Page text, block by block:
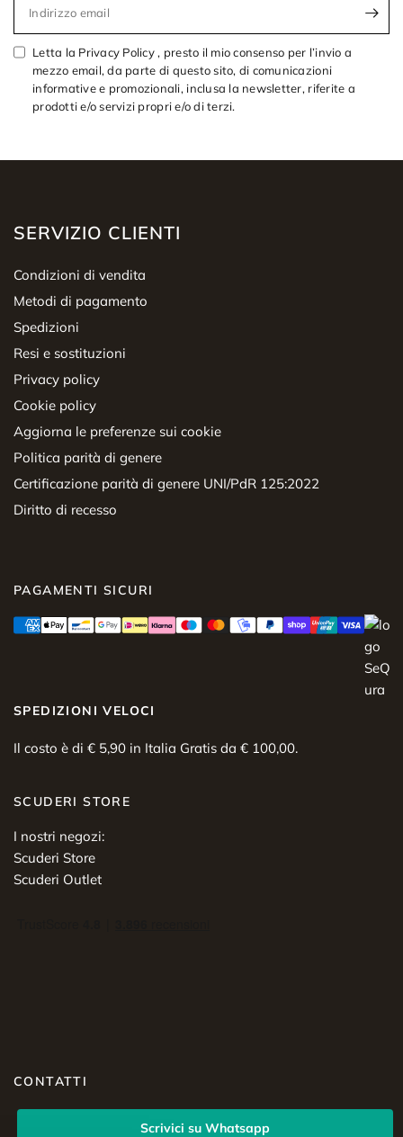
Indirizzo email
Letta la Privacy Policy , presto il mio consenso per l’invio a
mezzo email, da parte di questo sito, di comunicazioni
informative e promozionali, inclusa la newsletter, riferite a
prodotti e/o servizi propri e/o di terzi.
SERVIZIO CLIENTI
Condizioni di vendita
Metodi di pagamento
Spedizioni
Resi e sostituzioni
Privacy policy
Cookie policy
Aggiorna le preferenze sui cookie
Politica parità di genere
Certificazione parità di genere UNI/PdR 125:2022
Diritto di recesso
PAGAMENTI SICURI
SPEDIZIONI VELOCI
Il costo è di € 5,90 in Italia Gratis da € 100,00.
SCUDERI STORE
I nostri negozi:
Scuderi Store
Scuderi Outlet
CONTATTI
Scrivici su Whatsapp